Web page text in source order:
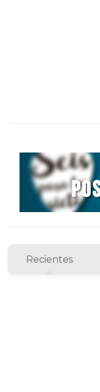
Recientes